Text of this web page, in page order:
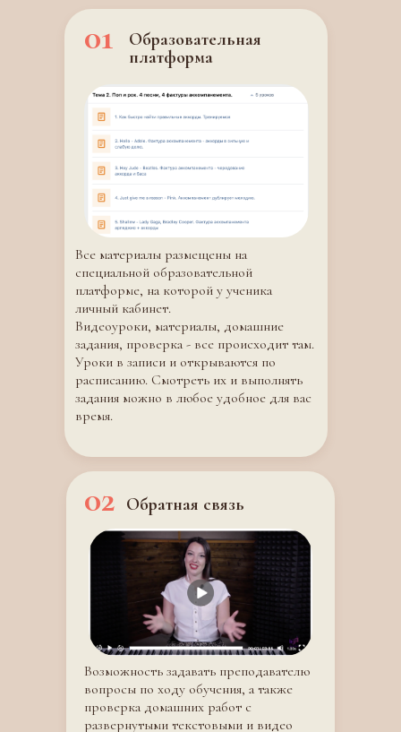
Образовательная
платформа
01
Все материалы размещены на
специальной образовательной
платформе, на которой у ученика
личный кабинет.
Видеоуроки, материалы, домашние
задания, проверка - все происходит там.
Уроки в записи и открываются по
расписанию. Смотреть их и выполнять
задания можно в любое удобное для вас
время.
02 Обратная связь
Возможность задавать преподавателю
вопросы по ходу обучения, а также
проверка домашних работ с
развернутыми текстовыми и видео